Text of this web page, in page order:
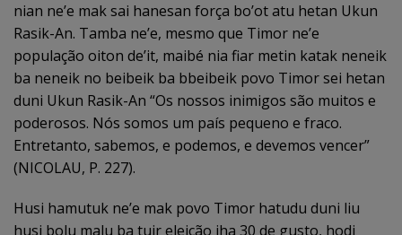
nian ne’e mak sai hanesan força bo’ot atu hetan Ukun
Rasik-An. Tamba ne’e, mesmo que Timor ne’e
população oiton de’it, maibé nia fiar metin katak neneik
ba neneik no beibeik ba bbeibeik povo Timor sei hetan
duni Ukun Rasik-An “Os nossos inimigos são muitos e
poderosos. Nós somos um país pequeno e fraco.
Entretanto, sabemos, e podemos, e devemos vencer”
(NICOLAU, P. 227).
Husi hamutuk ne’e mak povo Timor hatudu duni liu
husi bolu malu ba tuir eleição iha 30 de gusto, hodi